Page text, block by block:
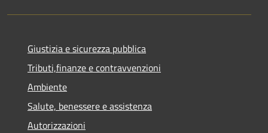
Giustizia e sicurezza pubblica
Tributi,finanze e contravvenzioni
Ambiente
Salute, benessere e assistenza
Autorizzazioni